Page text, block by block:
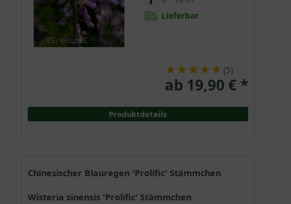
Lieferbar
(5)
ab 19,90 € *
Produktdetails
chinesischer Blauregen 'Prolific' Stämmchen
Wisteria sinensis 'Prolific' Stämmchen